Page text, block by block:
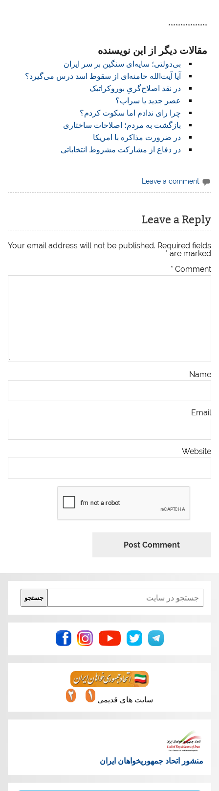
****************
مقالات دیگر از این نویسنده
بی‌دولتی؛ سایه‌ای سنگین بر سر ایران
آیا آیت‌الله خامنه‌ای از سقوط اسد درس می‌گیرد؟
در نقد اصلاح‌گریِ بوروکراتیک
عصر جدید یا سراب؟
چرا رای ندادم اما سکوت کردم؟
بازگشت به مردم؛ اصلاحات ساختاری
در ضرورت مذاکره با امریکا
در دفاع از مشارکت مشروط انتخاباتی
Leave a comment
Leave a Reply
Your email address will not be published. Required fields
are marked
*
Comment
*
Name
Email
Website
Search
جستجو
سایت های قدیمی
منشور اتحاد جمهوریخواهان ایران